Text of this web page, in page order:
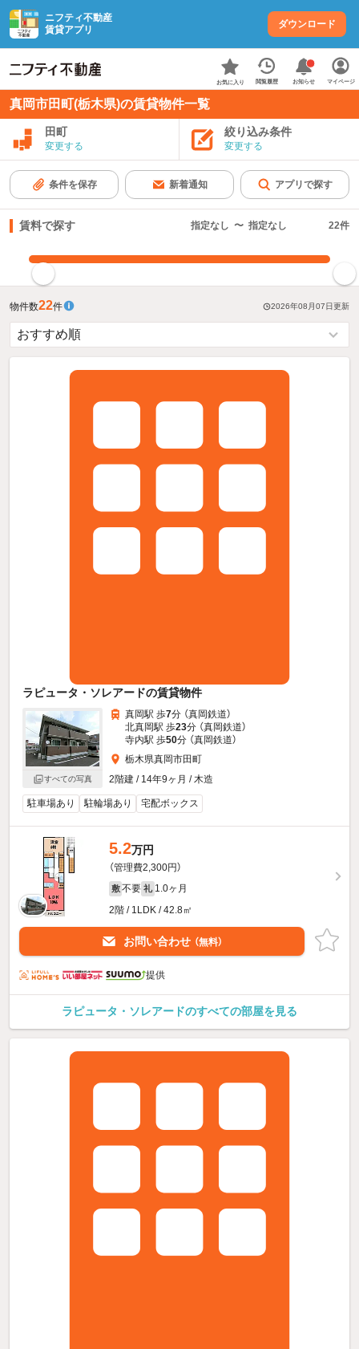
ニフティ不動産
賃貸アプリ
ダウンロード
お気に入り 閲覧履歴 お知らせ マイページ
真岡市田町(栃木県)の賃貸物件一覧
田町
変更する
絞り込み条件
変更する
条件を保存 新着通知 アプリで探す
賃料で探す 指定なし 〜 指定なし 22件
物件数22件 2026年08月07日更新
ラピュータ・ソレアードの賃貸物件
すべての写真
真岡駅 歩7分 （真岡鉄道）
北真岡駅 歩23分 （真岡鉄道）
寺内駅 歩50分 （真岡鉄道）
栃木県真岡市田町
2階建 / 14年9ヶ月 / 木造
駐車場あり 駐輪場あり 宅配ボックス
5.2万円
（管理費2,300円）
敷 不要 礼 1.0ヶ月
2階 / 1LDK / 42.8㎡
お問い合わせ （無料）
提供
ラピュータ・ソレアードのすべての部屋を見る